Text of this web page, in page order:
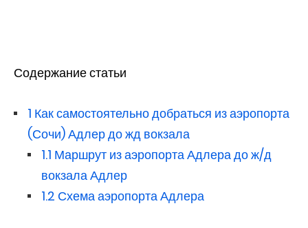
Содержание статьи
1 Как самостоятельно добраться из аэропорта
(Сочи) Адлер до жд вокзала
1.1 Маршрут из аэропорта Адлера до ж/д
вокзала Адлер
1.2 Схема аэропорта Адлера